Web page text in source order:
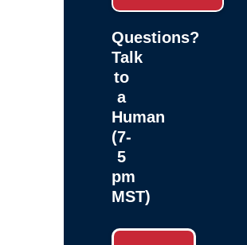
Questions?
Talk
to
a
Human
(7-
5
pm
MST)